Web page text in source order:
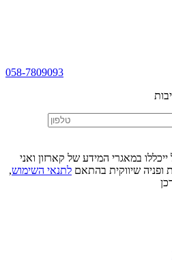
058-7809093
במאגרי המידע של קארזון ואני
ופניה שיווקית בהתאם לתנאי השימוש,